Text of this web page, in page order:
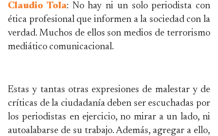
Claudio Tola: No hay ni un solo periodista con
ética profesional que informen a la sociedad con la
verdad. Muchos de ellos son medios de terrorismo
mediático comunicacional.
Estas y tantas otras expresiones de malestar y de
críticas de la ciudadanía deben ser escuchadas por
los periodistas en ejercicio, no mirar a un lado, ni
autoalabarse de su trabajo. Además, agregar a ello,